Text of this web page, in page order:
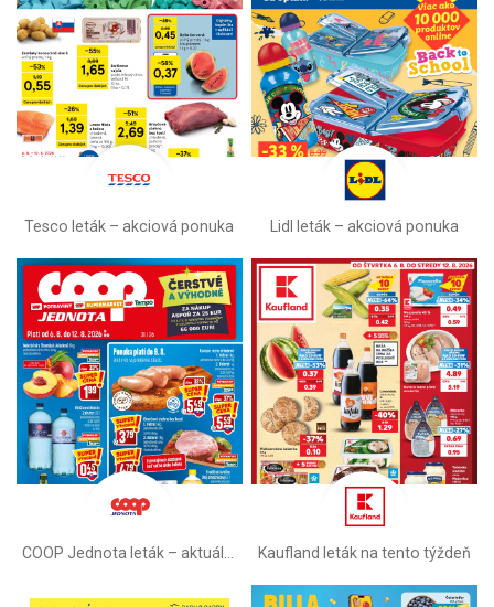
Tesco leták – akciová ponuka Lidl leták –⁠ akciová ponuka
Kaufland leták na tento týždeň